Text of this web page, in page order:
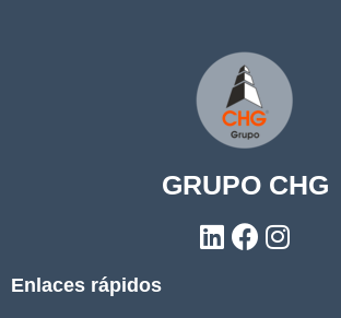
GRUPO CHG
Enlaces rápidos